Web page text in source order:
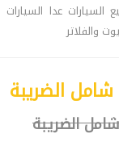
عدا السيارات
والفلاتر